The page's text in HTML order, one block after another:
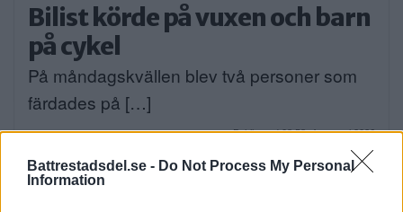
Battrestadsdel.se - Do Not Process My Personal
Information
Bilist körde på vuxen och barn
på cykel
På måndagskvällen blev två personer som
färdades på […]
Publicerad 08:58, 4 augusti 2026